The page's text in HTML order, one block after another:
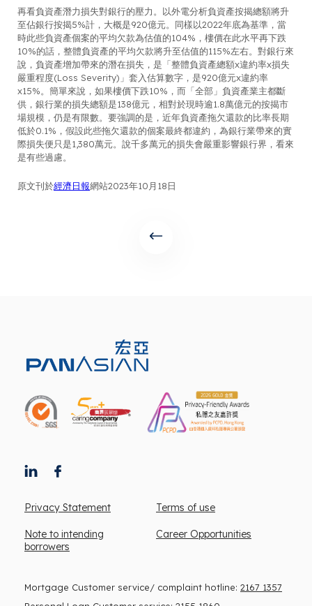
再看負資產潛力損失對銀行的壓力。以外電分析負資產按揭總額將升
至佔銀行按揭5%計，大概是920億元。同樣以2022年底為基準，當
時此些負資產個案的平均欠款為估值的104%，樓價在此水平再下跌
10%的話，整體負資產的平均欠款將升至估值的115%左右。對銀行來
說，負資產增加帶來的潛在損失，是「整體負資產總額x違約率x損失
嚴重程度(Loss Severity)」套入估算數字，是920億元x違約率
x15%。簡單來說，如果樓價下跌10%，而「全部」負資產業主都斷
供，銀行業的損失總額是138億元，相對於現時逾1.8萬億元的按揭市
場規模，仍是有限數。要強調的是，近年負資產拖欠還款的比率長期
低於0.1%，假設此些拖欠還款的個案最終都違約，為銀行業帶來的實
際損失便只是1,380萬元。說千多萬元的損失會嚴重影響銀行界，看來
是有些過慮。
原文刊於經濟日報網站2023年10月18日
Mortgage Customer service/ complaint hotline: 2167 1357
Privacy Statement Terms of use
Note to intending
borrowers
Career Opportunities